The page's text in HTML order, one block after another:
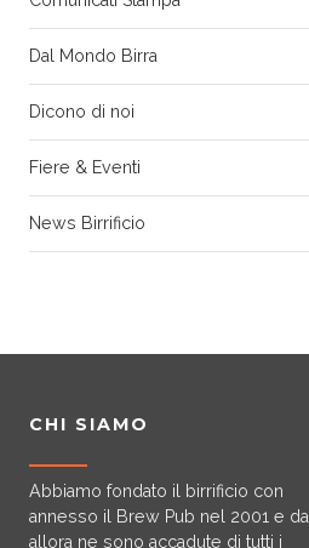
Dal Mondo Birra
Dicono di noi
Fiere & Eventi
News Birrificio
CHI SIAMO
Abbiamo fondato il birrificio con
annesso il Brew Pub nel 2001 e da
allora ne sono accadute di tutti i